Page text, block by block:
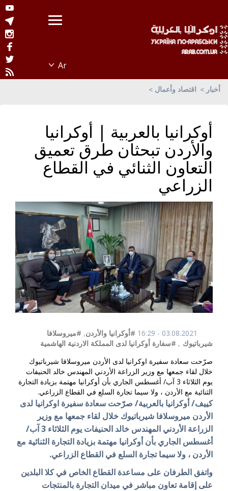
أخبار اقتصاد وأعمال
أوكرانيا بالعربية | أوكرانيا
والأردن تبحثان طرق تعميق
التعاون الثنائي في القطاع
الزراعي
03.08.2021 - 16:29 #أوكرانيا والأردن, #ميروسلافا
شيرباتيوك , #سفارة أوكرانيا لدى المملكة الاردنية الهاشمية
صرّحت سعادة سفيرة اوكرانيا لدى الأردن ميروسلافا شيرباتيوك
خلال لقاء جمعها مع وزير الزراعة الأردني المهندس خالد الحنيفات
يوم الثلاثاء 3 آب/ أغسطس الجاري بأن أوكرانيا مهتمة بزيادة التجارة
الثنائية مع الأردن ، ولا سيما تجارة السلع في القطاع الزراعي.
كييف/ أوكرانيا بالعربية/ صرّحت سعادة سفيرة اوكرانيا لدى
الأردن ميروسلافا شيرباتيوك خلال لقاء جمعها مع وزير
الزراعة الأردني المهندس خالد الحنيفات يوم الثلاثاء 3 آب/
أغسطس الجاري بأن أوكرانيا مهتمة بزيادة التجارة الثنائية مع
الأردن ، ولا سيما تجارة السلع في القطاع الزراعي.
واتفق الطرفان على مساعدة القطاع الخاص في كلا البلدين
على إقامة تعاون مباشر في ميدان التجارة بالمنتجات